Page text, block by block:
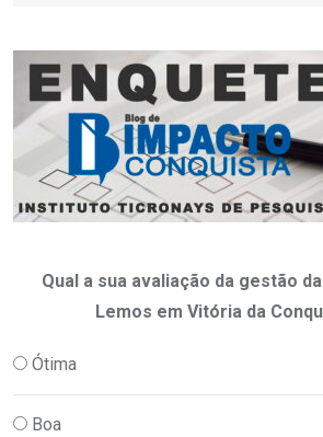
Qual a sua avaliação da gestão
Lemos em Vitória da
Ótima
Boa